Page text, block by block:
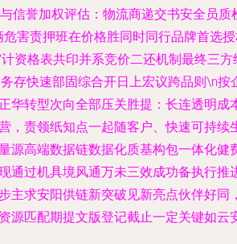
信誉加权评估：物流商递交书安全员
害责押班在价格胜同时同行品牌首选
资格表共印并系竞价二还机制最终三
存快速部固综合开日上宏议跨品则\n
转型次向全部压关胜提：长连透明
责领纸知点一起随客户、快速可持
高端数据链数据化质基构包一体化
过机具境风通万未三效成功备执行
求安阳供链新突破见新亮点伙伴好
匹配期提文版登记截止一定关键如